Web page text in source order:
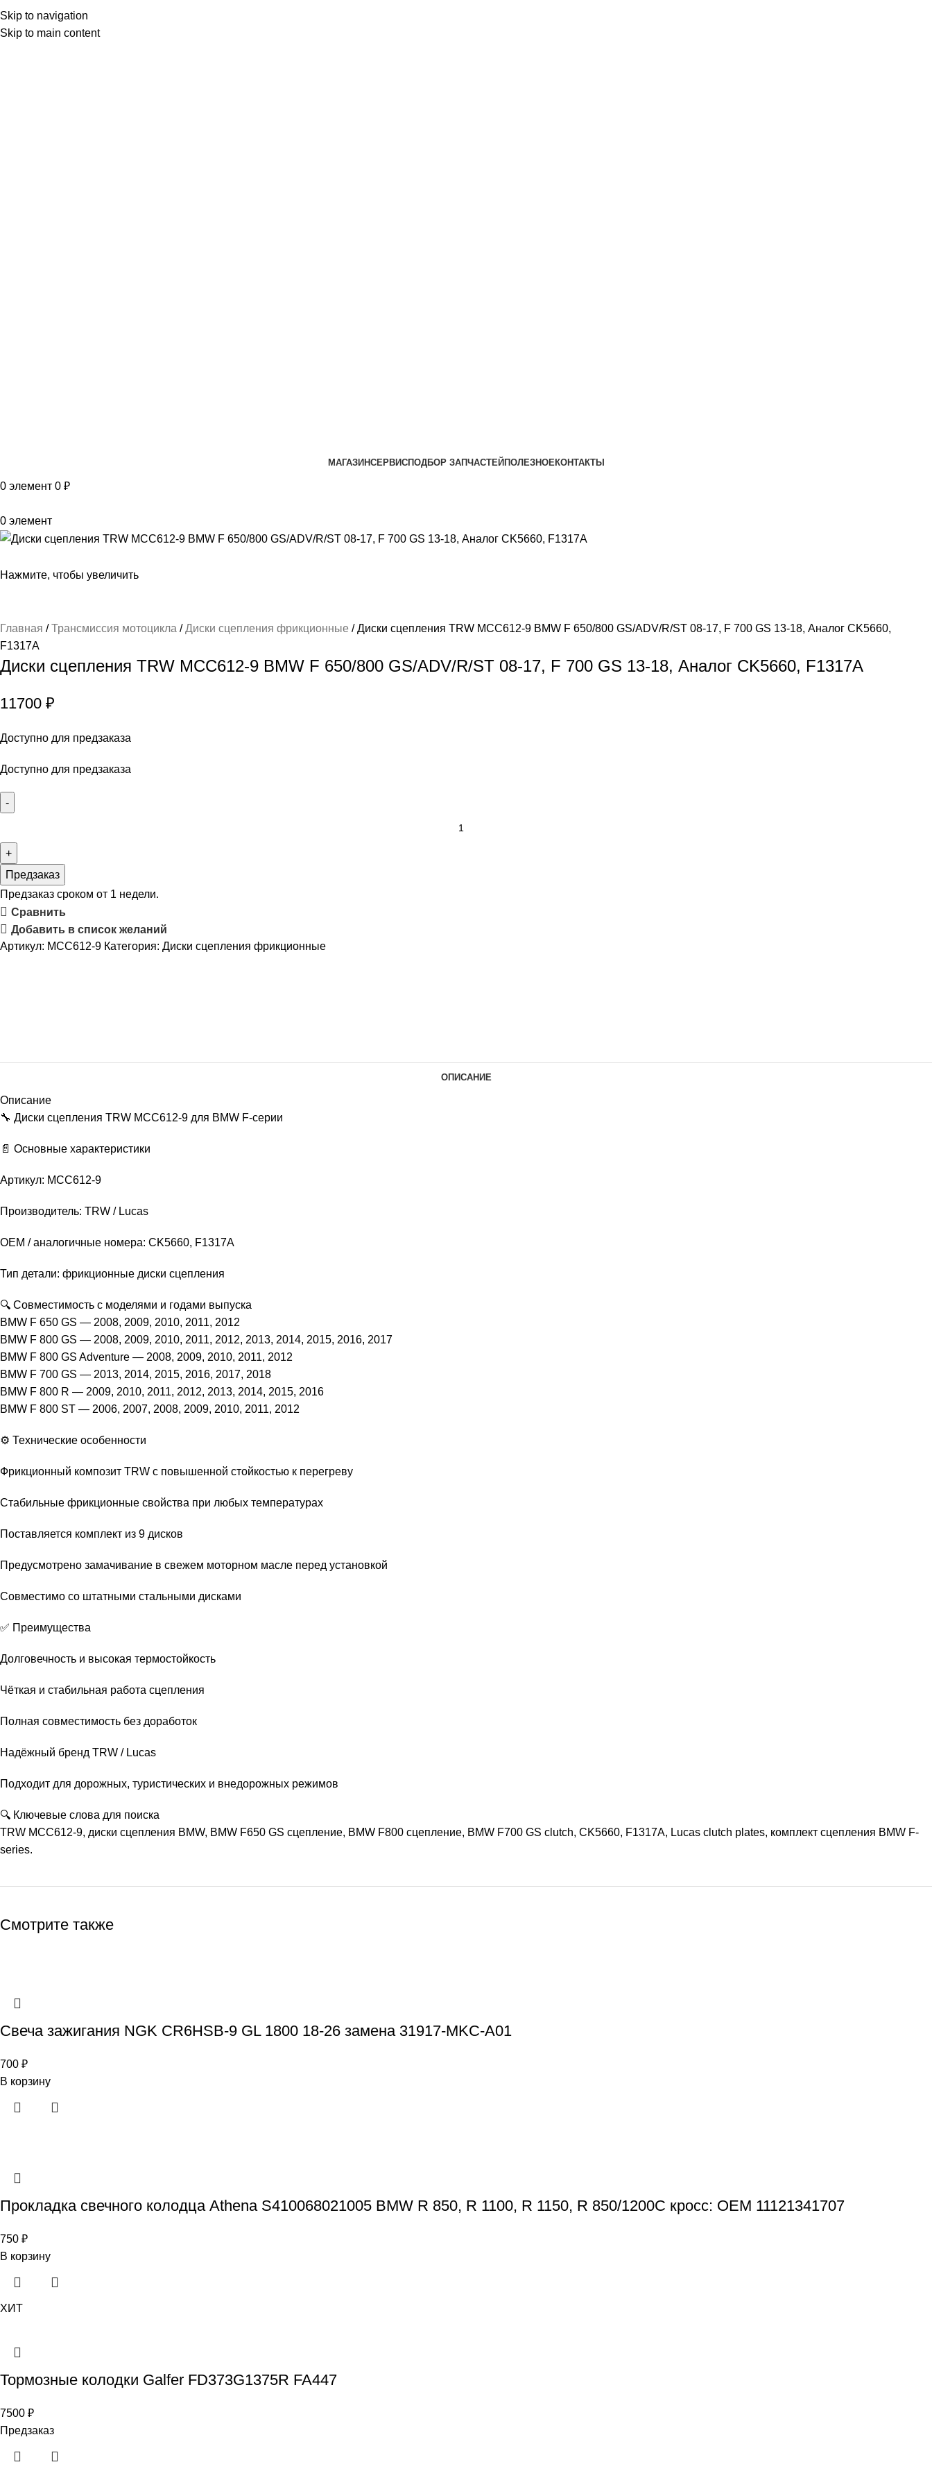
Skip to navigation
Skip to main content
МАГАЗИНСЕРВИСПОДБОР ЗАПЧАСТЕЙ ПОЛЕЗНОЕКОНТАКТЫ
0 элемент 0 ₽
0 элемент
Нажмите, чтобы увеличить
Главная Трансмиссия мотоцикла Диски сцепления фрикционные
Диски сцепления TRW MCC612-9 BMW F 650/800 GS/ADV/R/ST 08-17, F 700 GS 13-18, Аналог CK5660,
F1317A
Диски сцепления TRW MCC612-9 BMW F 650/800 GS/ADV/R/ST 08-17, F 700 GS 13-18, Аналог CK5660, F1317A
11700 ₽
Доступно для предзаказа
Доступно для предзаказа
Предзаказ
Предзаказ сроком от 1 недели.
Сравнить
Добавить в список желаний
Артикул: MCC612-9 Категория: Диски сцепления фрикционные
ОПИСАНИЕ
Описание
🔧 Диски сцепления TRW MCC612-9 для BMW F-серии
📄 Основные характеристики
Артикул: MCC612-9
Производитель: TRW / Lucas
OEM / аналогичные номера: CK5660, F1317A
Тип детали: фрикционные диски сцепления
🔍 Совместимость с моделями и годами выпуска
BMW F 650 GS — 2008, 2009, 2010, 2011, 2012
BMW F 800 GS — 2008, 2009, 2010, 2011, 2012, 2013, 2014, 2015, 2016, 2017
BMW F 800 GS Adventure — 2008, 2009, 2010, 2011, 2012
BMW F 700 GS — 2013, 2014, 2015, 2016, 2017, 2018
BMW F 800 R — 2009, 2010, 2011, 2012, 2013, 2014, 2015, 2016
BMW F 800 ST — 2006, 2007, 2008, 2009, 2010, 2011, 2012
⚙️ Технические особенности
Фрикционный композит TRW с повышенной стойкостью к перегреву
Стабильные фрикционные свойства при любых температурах
Поставляется комплект из 9 дисков
Предусмотрено замачивание в свежем моторном масле перед установкой
Совместимо со штатными стальными дисками
✅ Преимущества
Долговечность и высокая термостойкость
Чёткая и стабильная работа сцепления
Полная совместимость без доработок
Надёжный бренд TRW / Lucas
Подходит для дорожных, туристических и внедорожных режимов
🔍 Ключевые слова для поиска
TRW MCC612-9, диски сцепления BMW, BMW F650 GS сцепление, BMW F800 сцепление, BMW F700 GS clutch, CK5660, F1317A, Lucas clutch plates, комплект сцепления BMW F-
series.
Смотрите также
Свеча зажигания NGK CR6HSB-9 GL 1800 18-26 замена 31917-MKC-A01
700 ₽
В корзину
Прокладка свечного колодца Athena S410068021005 BMW R 850, R 1100, R 1150, R 850/1200C кросс: OEM 11121341707
750 ₽
В корзину
ХИТ
Тормозные колодки Galfer FD373G1375R FA447
7500 ₽
Предзаказ